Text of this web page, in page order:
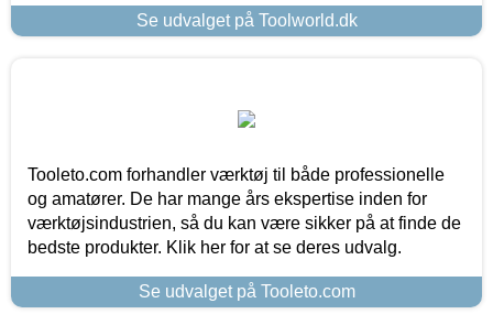
Se udvalget på Toolworld.dk
Tooleto.com forhandler værktøj til både professionelle
og amatører. De har mange års ekspertise inden for
værktøjsindustrien, så du kan være sikker på at finde de
bedste produkter. Klik her for at se deres udvalg.
Se udvalget på Tooleto.com